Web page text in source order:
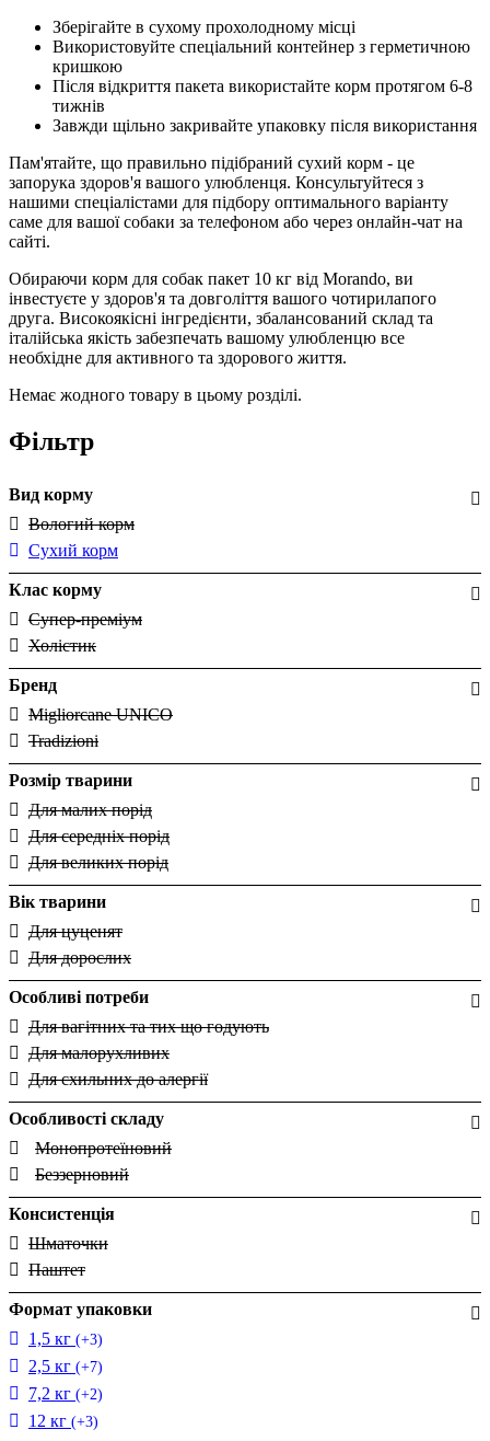
Зберігайте в сухому прохолодному місці
Використовуйте спеціальний контейнер з герметичною
кришкою
Після відкриття пакета використайте корм протягом 6-8
тижнів
Завжди щільно закривайте упаковку після використання
Пам'ятайте, що правильно підібраний сухий корм - це
запорука здоров'я вашого улюбленця. Консультуйтеся з
нашими спеціалістами для підбору оптимального варіанту
саме для вашої собаки за телефоном або через онлайн-чат на
сайті.
Обираючи корм для собак пакет 10 кг від Morando, ви
інвестуєте у здоров'я та довголіття вашого чотирилапого
друга. Високоякісні інгредієнти, збалансований склад та
італійська якість забезпечать вашому улюбленцю все
необхідне для активного та здорового життя.
Немає жодного товару в цьому розділі.
Фільтр
Вид корму
Вологий корм
Сухий корм
Клас корму
Супер-преміум
Холістик
Бренд
Migliorcane UNICO
Tradizioni
Розмір тварини
Для малих порід
Для середніх порід
Для великих порід
Вік тварини
Для цуценят
Для дорослих
Особливі потреби
Для вагітних та тих що годують
Для малорухливих
Для схильних до алергії
Особливості складу
Монопротеїновий
Беззерновий
Консистенція
Шматочки
Паштет
Формат упаковки
1,5 кг (+3)
2,5 кг (+7)
7,2 кг (+2)
12 кг (+3)